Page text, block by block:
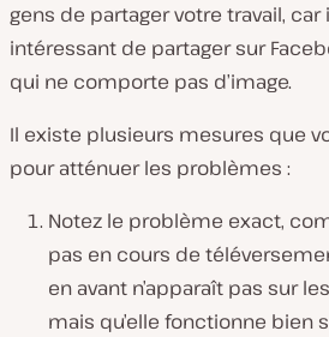
gens de partager votre travail, car
intéressant de partager sur
qui ne comporte pas d’image.
Il existe plusieurs mesures que
pour atténuer les problèmes :
Notez le problème exact,
pas en cours de
en avant n’apparaît pas sur
mais qu’elle fonctionne bien